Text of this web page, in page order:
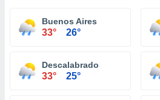
Buenos Aires
33° 26°
Descalabrado
33° 25°